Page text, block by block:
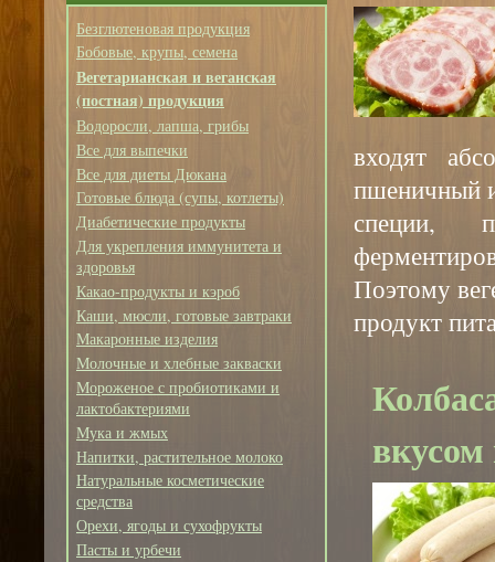
Безглютеновая продукция
Бобовые, крупы, семена
Вегетарианская и веганская
(постная) продукция
Водоросли, лапша, грибы
Все для выпечки
Все для диеты Дюкана
Готовые блюда (супы, котлеты)
Диабетические продукты
Для укрепления иммунитета и
здоровья
Какао-продукты и кэроб
Каши, мюсли, готовые завтраки
Макаронные изделия
Молочные и хлебные закваски
Мороженое с пробиотиками и
лактобактериями
Мука и жмых
Напитки, растительное молоко
Натуральные косметические
средства
Орехи, ягоды и сухофрукты
Пасты и урбечи
входят
пшеничный
специи,
Поэтому
продукт